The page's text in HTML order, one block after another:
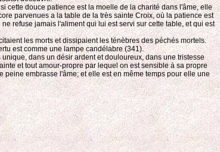
cette douce patience est la moelle de la charité dans l'âme, elle
parvenues a la table de la très sainte Croix, où la patience est
refuse jamais l'aliment qui lui est servi sur cette table, et qui est
les morts et dissipaient les ténèbres des péchés mortels.
est comme une lampe candélabre (341).
dans un désir ardent et douloureux, dans une tristesse
et tout amour-propre par lequel on est sensible à sa propre
embrasse l'âme; et elle est en même temps pour elle une